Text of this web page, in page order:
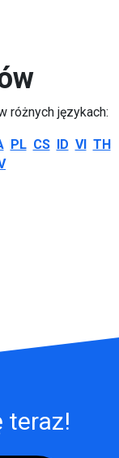
różnych językach:
PL CS ID VI TH
teraz!